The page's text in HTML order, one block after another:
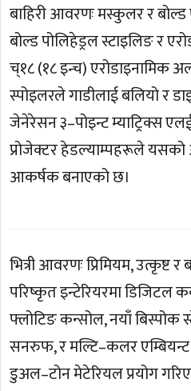
बाहिरी आवरणः मस्कुलर र बोल्ड
बोल्ड पोलिहेड्रल स्टाइलिङ र
च्१८ (१८ इन्च) एरोडाइनामिक
स्पोइलरले गाडीलाई बलियो र
जेनेरेसन ३–पोइन्ट म्याट्रिक्स
प्रोजेक्टर हेडल्याम्पहरूले
आकर्षक बनाएको छ।
भित्री आवरणः प्रिमियम, उत्कृष्ट
परिष्कृत इन्टेरियरमा डिजिटल
फ्लोटिङ कन्सोल, नयाँ बिस्पोक
सनरुफ, र मल्टि–कलर
डुअल–टोन मेटेरियल प्रयोग